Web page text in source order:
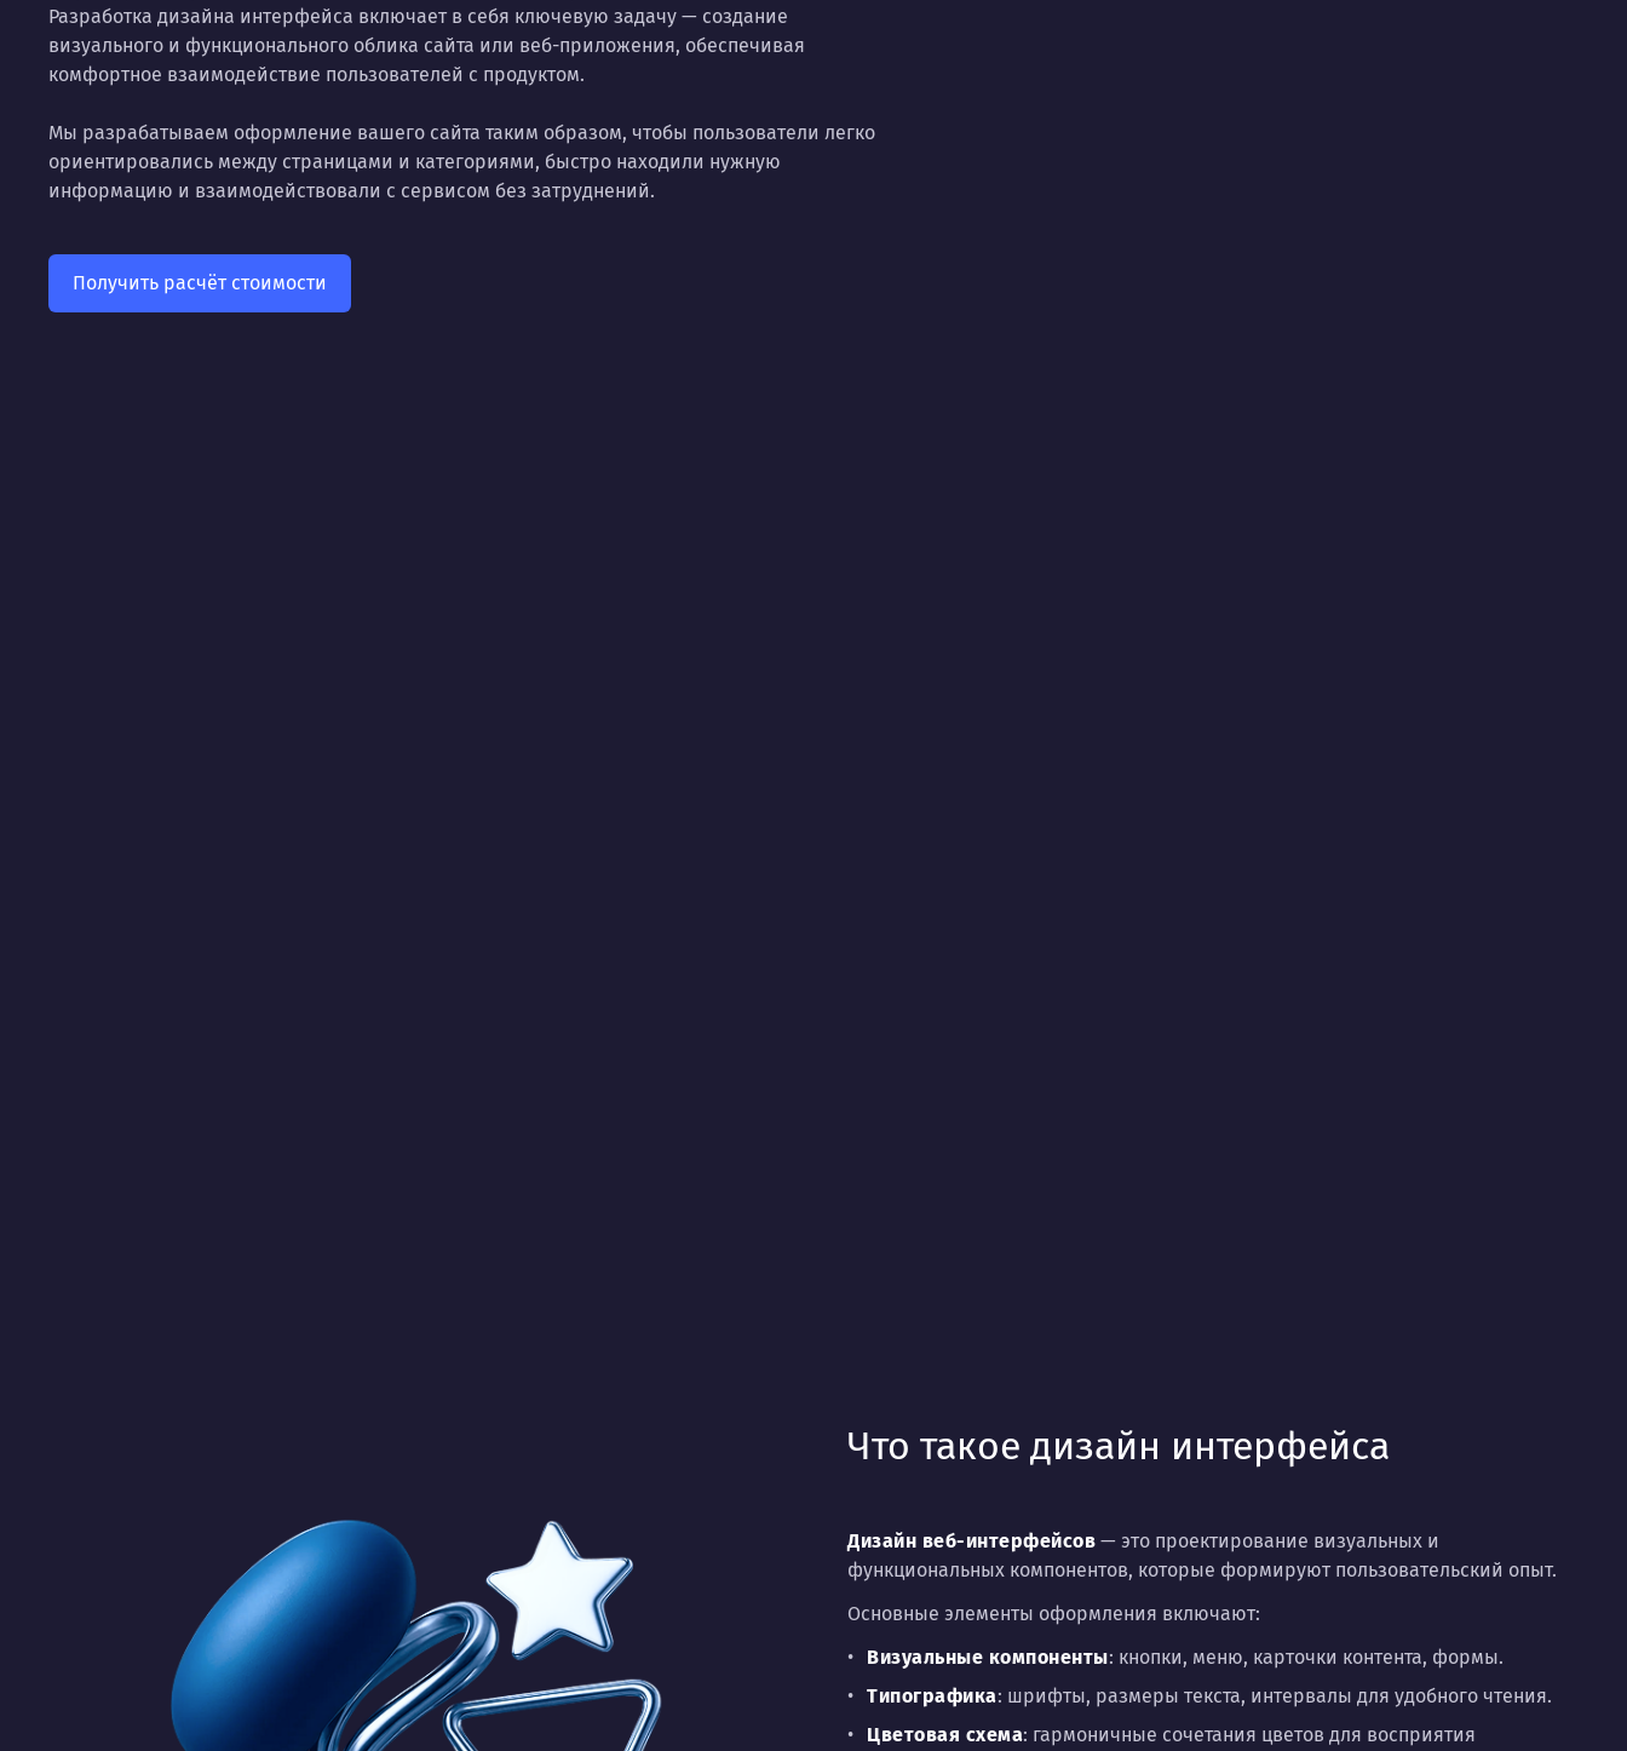
Разработка дизайна интерфейса включает в себя ключевую задачу — создание
визуального и функционального облика сайта или веб-приложения, обеспечивая
комфортное взаимодействие пользователей с продуктом.
Мы разрабатываем оформление вашего сайта таким образом, чтобы пользователи легко
ориентировались между страницами и категориями, быстро находили нужную
информацию и взаимодействовали с сервисом без затруднений.
Получить расчёт стоимости
Что такое дизайн интерфейса
Дизайн веб-интерфейсов — это проектирование визуальных и
функциональных компонентов, которые формируют пользовательский опыт.
Основные элементы оформления включают:
Визуальные компоненты: кнопки, меню, карточки контента, формы.
Типографика: шрифты, размеры текста, интервалы для удобного чтения.
Цветовая схема: гармоничные сочетания цветов для восприятия